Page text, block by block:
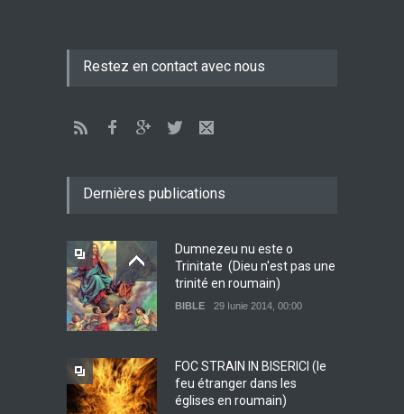
Restez en contact avec nous
Dernières publications
Dumnezeu nu este o
Trinitate (Dieu n'est pas une
trinité en roumain)
BIBLE 29 Iunie 2014, 00:00
FOC STRAIN IN BISERICI (le
feu étranger dans les
églises en roumain)